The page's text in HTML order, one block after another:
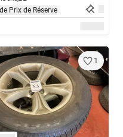
Prix de Réserve
1